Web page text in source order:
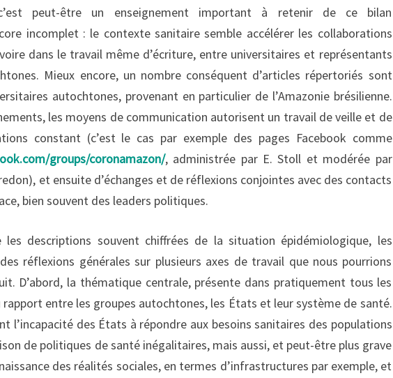
peut-être un enseignement important à retenir de ce bilan
incomplet : le contexte sanitaire semble accélérer les collaborations
dans le travail même d’écriture, entre universitaires et représentants
Mieux encore, un nombre conséquent d’articles répertoriés sont
autochtones, provenant en particulier de l’Amazonie brésilienne.
les moyens de communication autorisent un travail de veille et de
constant (c’est le cas par exemple des pages Facebook comme
groups/coronamazon/, administrée par E. Stoll et modérée par
et ensuite d’échanges et de réflexions conjointes avec des contacts
bien souvent des leaders politiques.
descriptions souvent chiffrées de la situation épidémiologique, les
réflexions générales sur plusieurs axes de travail que nous pourrions
D’abord, la thématique centrale, présente dans pratiquement tous les
entre les groupes autochtones, les États et leur système de santé.
l’incapacité des États à répondre aux besoins sanitaires des populations
de politiques de santé inégalitaires, mais aussi, et peut-être plus grave
des réalités sociales, en termes d’infrastructures par exemple, et